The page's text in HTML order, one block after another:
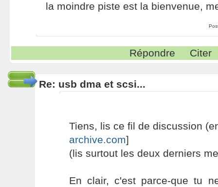
la moindre piste est la bienvenue,
Répondre Citer
Re: usb dma et scsi...
Tiens, lis ce fil de discussion
archive.com]
(lis surtout les deux derniers
En clair, c'est parce-que tu